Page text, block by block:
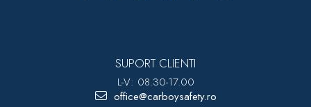
SUPORT CLIENTI
L-V: 08.30-17.00
office@carboysafety.ro